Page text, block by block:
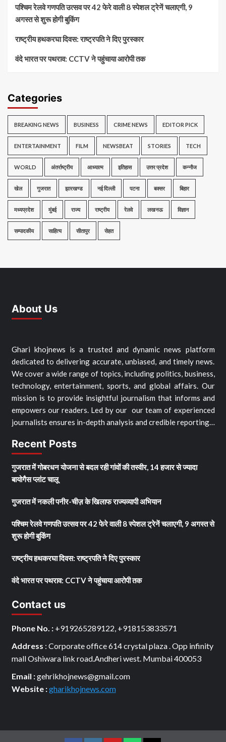
पश्चिम रेलवे गणपति उत्सव पर 42 फेरे वाली 8 स्पेशल ट्रेनें चलाएगी, 9
अगस्त से शुरू होगी बुकिंग
राष्ट्रीय हथकरघा दिवस: राष्ट्रपति ने दिए पुरस्कार
वंदे भारत पर पथराव: CCTV ने पहुंचाया आरोपी तक
Categories
BREAKING NEWS BUSINESS CRIME NEWS EDITOR PICK
ENTERTAINMENT FILM NEWSBEAT STORIES TECH
WORLD अंतर्राष्ट्रीय आध्यात्म इतिहास उत्तर प्रदेश कन्नौज
खेल गुजरात झारखण्ड नई दिल्ली पटना बक्सर बिहार
मध्यप्रदेश मुंबई राज्य राष्ट्रीय रेलवे लखनऊ विज्ञान
सम्पादकीय साहित्य सीतापुर सेहत
About Us
Ghari khojnews is a trusted and dynamic news platform
dedicated to delivering accurate, unbiased, and timely news.
We cover a wide range of topics, including politics, business,
technology, entertainment, sports, and global affairs. Our
mission is to provide insightful journalism that informs and
empowers our readers. Led by our our team of experienced
journalists ensures in-depth analysis and credible reporting…
Recent Posts
गुजरात में गोबरधन योजना से बदल रही गांवों की तस्वीर, 14 हजार से ज्यादा
बायोगैस प्लांट चालू
गुजरात में नकली पनीर-चीज़ के खिलाफ राज्यव्यापी अभियान
पश्चिम रेलवे गणपति उत्सव पर 42 फेरे वाली 8 स्पेशल ट्रेनें चलाएगी, 9 अगस्त से
शुरू होगी बुकिंग
राष्ट्रीय हथकरघा दिवस: राष्ट्रपति ने दिए पुरस्कार
वंदे भारत पर पथराव: CCTV ने पहुंचाया आरोपी तक
Contact us
Phone No. : +919265289122, +918153833571
Address : Corporate office 614 crystal plaza . Opp infinity
mall Oshiwara link road.Andheri west. Mumbai 400053
Email :gehrikhojnews@gmail.com
Website :gharikhojnews.com